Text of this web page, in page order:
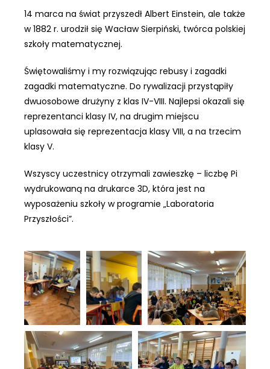
14 marca na świat przyszedł Albert Einstein, ale także
w 1882 r. urodził się Wacław Sierpiński, twórca polskiej
szkoły matematycznej.
Świętowaliśmy i my rozwiązując rebusy i zagadki
zagadki matematyczne. Do rywalizacji przystąpiły
dwuosobowe drużyny z klas IV-VIII. Najlepsi okazali się
reprezentanci klasy IV, na drugimmiejscu
uplasowała się reprezentacja klasy VIII, a na trzecim
klasy V.
Wszyscy uczestnicy otrzymali zawieszkę – liczbę Pi
wydrukowaną na drukarce 3D, która jest na
wyposażeniu szkoły w programie „Laboratoria
Przyszłości”.